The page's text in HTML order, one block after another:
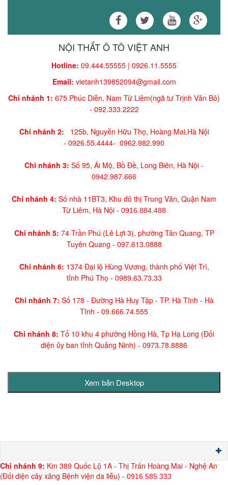
NỘI THẤT Ô TÔ VIỆT ANH
Hotline: 09.444.55555 | 0926.11.5555
Email: vietanh139852094@gmail.com
Chi nhánh 1: 675 Phúc Diễn, Nam Từ Liêm(ngã tư Trịnh Văn Bô)
- 092.333.2222
Chi nhánh 2: 125b, Nguyễn Hữu Thọ, Hoàng Mai,Hà Nội
- 0926.55.4444- 0962.982.990
Chi nhánh 3: Số 95, Ái Mộ, Bồ Đề, Long Biên, Hà Nội -
0942.987.666
Chi nhánh 4: Số nhà 11BT3, Khu đô thị Trung Văn, Quận Nam
Từ Liêm, Hà Nội - 0916.884.488
Chi nhánh 5: 74 Trần Phú (Lê Lợi 3), phường Tân Quang, TP
Tuyên Quang - 097.613.0888
Chi nhánh 6: 1374 Đại lộ Hùng Vương, thành phố Việt Trì,
tỉnh Phú Thọ - 0989.63.73.33
Chi nhánh 7: Số 178 - Đường Hà Huy Tập - TP. Hà Tĩnh - Hà
Tĩnh - 09.666.74.555
Chi nhánh 8: Tổ 10 khu 4 phường Hồng Hà, Tp Hạ Long (Đối
diện ủy ban tỉnh Quảng Ninh) - 0973.78.8886
Chi nhánh 9: Km 389 Quốc Lộ 1A - Thị Trấn Hoàng Mai - Nghệ An
(Đối diện cây xăng Bệnh viện da liễu) - 0916.585.333